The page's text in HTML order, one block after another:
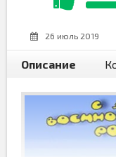
26 июль 2019
Описание